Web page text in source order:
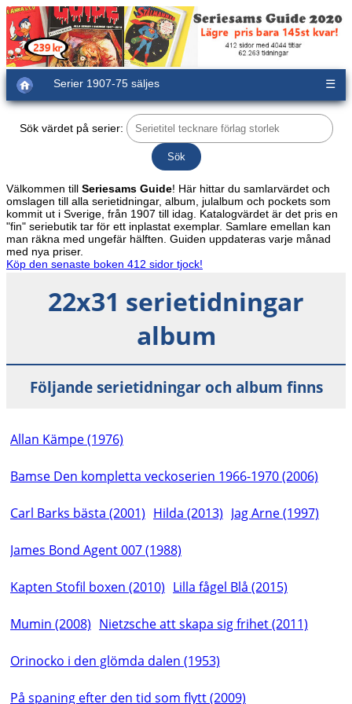
Serier 1907-75 säljes ☰
Sök värdet på serier:
Välkommen till Seriesams Guide! Här hittar du samlarvärdet och
omslagen till alla serietidningar, album, julalbum och pockets som
kommit ut i Sverige, från 1907 till idag. Katalogvärdet är det pris en
"fin" seriebutik tar för ett inplastat exemplar. Samlare emellan kan
man räkna med ungefär hälften. Guiden uppdateras varje månad
med nya priser.
Köp den senaste boken 412 sidor tjock!
22x31 serietidningar
album
Följande serietidningar och album finns
Allan Kämpe (1976)
Bamse Den kompletta veckoserien 1966-1970 (2006)
Carl Barks bästa (2001) Hilda (2013) Jag Arne (1997)
James Bond Agent 007 (1988)
Kapten Stofil boxen (2010) Lilla fågel Blå (2015)
Mumin (2008) Nietzsche att skapa sig frihet (2011)
Orinocko i den glömda dalen (1953)
På spaning efter den tid som flytt (2009)